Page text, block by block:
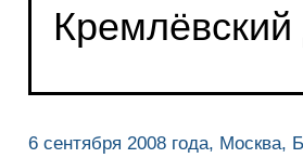
6 сентября 2008 года,